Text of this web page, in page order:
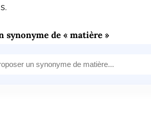
synonyme de « matière »